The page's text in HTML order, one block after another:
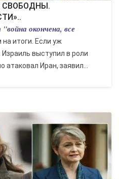
окончена, все
итоги. Если уж
выступил в роли
Иран, заявил...